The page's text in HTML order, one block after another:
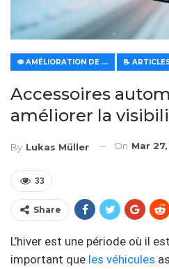
👁️ AMÉLIORATION DE LA VISIBILITÉ ET DE L'ÉCLAIRAGE 📝
Accessoires
améliorer la
By Lukas Müller On Mar
33
Share
L’hiver est une période où il
important que les véhicules